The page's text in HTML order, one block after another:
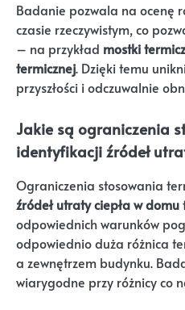
Badanie pozwala na ocenę
czasie rzeczywistym, co
– na przykład mostki
termicznej. Dzięki temu
przyszłości i odczuwalnie
Jakie są ograniczenia
identyfikacji źródeł
Ograniczenia stosowania
źródeł utraty ciepła w domu
odpowiednich warunków
odpowiednio duża różnica
a zewnętrzem budynku.
wiarygodne przy różnicy co